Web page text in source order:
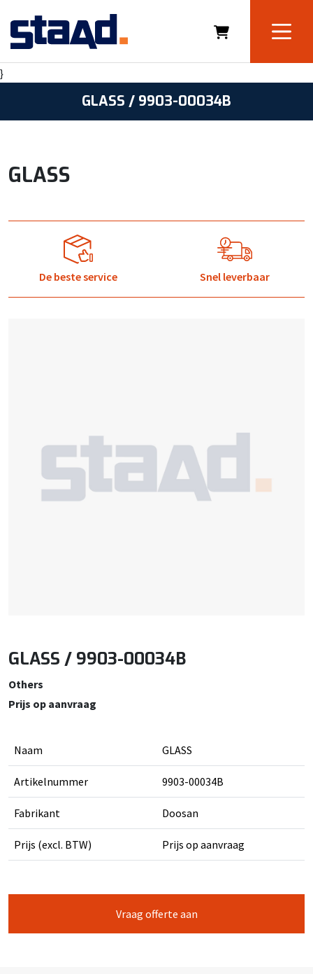
}
GLASS / 9903-00034B
GLASS
De beste service Snel leverbaar
GLASS / 9903-00034B
Others
Prijs op aanvraag
Naam GLASS
Artikelnummer 9903-00034B
Fabrikant Doosan
Prijs (excl. BTW) Prijs op aanvraag
Vraag offerte aan